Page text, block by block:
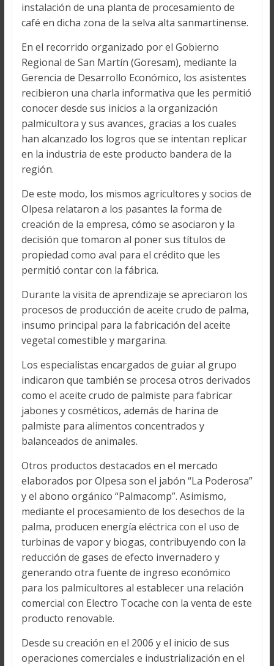
instalación de una planta de procesamiento de
café en dicha zona de la selva alta sanmartinense.
En el recorrido organizado por el Gobierno
Regional de San Martín (Goresam), mediante la
Gerencia de Desarrollo Económico, los asistentes
recibieron una charla informativa que les permitió
conocer desde sus inicios a la organización
palmicultora y sus avances, gracias a los cuales
han alcanzado los logros que se intentan replicar
en la industria de este producto bandera de la
región.
De este modo, los mismos agricultores y socios de
Olpesa relataron a los pasantes la forma de
creación de la empresa, cómo se asociaron y la
decisión que tomaron al poner sus títulos de
propiedad como aval para el crédito que les
permitió contar con la fábrica.
Durante la visita de aprendizaje se apreciaron los
procesos de producción de aceite crudo de palma,
insumo principal para la fabricación del aceite
vegetal comestible y margarina.
Los especialistas encargados de guiar al grupo
indicaron que también se procesa otros derivados
como el aceite crudo de palmiste para fabricar
jabones y cosméticos, además de harina de
palmiste para alimentos concentrados y
balanceados de animales.
Otros productos destacados en el mercado
elaborados por Olpesa son el jabón “La Poderosa”
y el abono orgánico “Palmacomp”. Asimismo,
mediante el procesamiento de los desechos de la
palma, producen energía eléctrica con el uso de
turbinas de vapor y biogas, contribuyendo con la
reducción de gases de efecto invernadero y
generando otra fuente de ingreso económico
para los palmicultores al establecer una relación
comercial con Electro Tocache con la venta de este
producto renovable.
Desde su creación en el 2006 y el inicio de sus
operaciones comerciales e industrialización en el